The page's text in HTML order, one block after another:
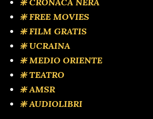
❇️ FREE MOVIES
❇️ FILM GRATIS
❇️ UCRAINA
❇️ MEDIO ORIENTE
❇️ TEATRO
❇️ AMSR
❇️ AUDIOLIBRI